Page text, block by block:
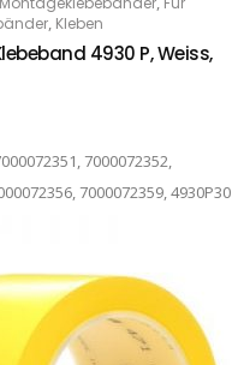
, Kleben
4930 P, Weiss,
7000072352,
7000072359, 4930P30